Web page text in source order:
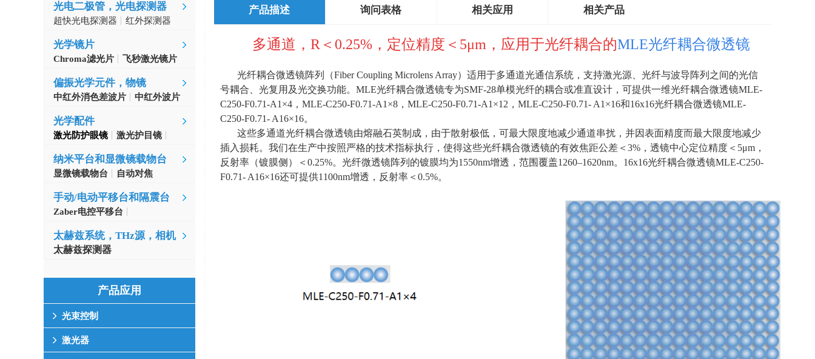
光电二极管，光电探测器
超快光电探测器 红外探测器
光学镜片
Chroma滤光片 飞秒激光镜片
偏振光学元件，物镜
中红外消色差波片 中红外波片
光学配件
激光防护眼镜 激光护目镜
纳米平台和显微镜载物台
显微镜载物台 自动对焦
手动/电动平移台和隔震台
Zaber电控平移台
太赫兹系统，THz源，相机
太赫兹探测器
产品应用
光束控制
激光器
产品描述 询问表格 相关应用 相关产品
多通道，R＜0.25%，定位精度＜5μm，应用于光纤耦合的MLE光纤耦合微透镜
光纤耦合微透镜阵列（Fiber Coupling Microlens Array）适用于多通道光通信系统，支持激光源、光纤与波导阵列之间的光信
号耦合、光复用及光交换功能。MLE光纤耦合微透镜专为SMF-28单模光纤的耦合或准直设计，可提供一维光纤耦合微透镜MLE-
C250-F0.71-A1 ×4 ， MLE-C250-F0.71-A1 ×8 ， MLE-C250-F0.71-A1 ×12 ， MLE-C250-F0.71- A1 ×16和16x16光纤耦合微透镜MLE-
C250-F0.71- A16×16。
这些多通道光纤耦合微透镜由熔融石英制成，由于散射极低，可最大限度地减少通道串扰，并因表面精度而最大限度地减少
插入损耗。我们在生产中按照严格的技术指标执行，使得这些光纤耦合微透镜的有效焦距公差＜ 3% ，透镜中心定位精度＜ 5μm ，
反射率（镀膜侧）＜ 0.25%。光纤微透镜阵列的镀膜均为1550nm增透，范围覆盖1260–1620nm。 16x16光纤耦合微透镜MLE-C250-
F0.71- A16×16还可提供1100nm增透，反射率＜ 0.5%。